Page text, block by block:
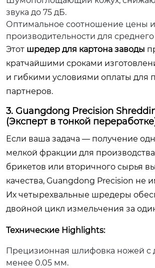
звука до 75 дБ.
Оптимальное соотношение цены и
производительности для
Этот шредер для картона заводы
кратчайшими сроками
и гибкими условиями оплаты для
партнеров.
3. Guangdong Precision
(Эксперт в тонкой
Если ваша задача — получение
мелкой фракции для
брикетов или вторичного сырья
качества, Guangdong Precision не
Их четырехвальные шредеры
двойной цикл измельчения за
Технические Highlights:
Прецизионная шлифовка ножей с
менее 0.05 мм.